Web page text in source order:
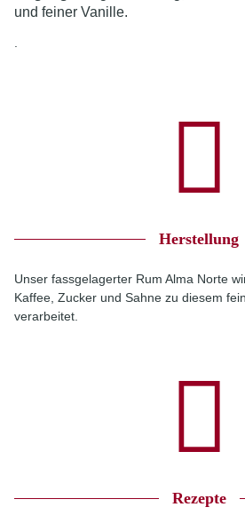
und feiner Vanille.
Herstellung
Unser fassgelagerter Rum Alma Norte
Kaffee, Zucker und Sahne zu diesem
verarbeitet.
Rezepte